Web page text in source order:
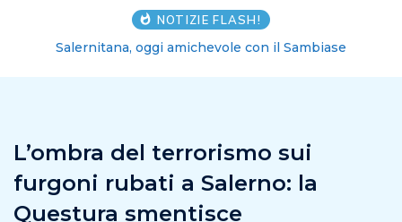
NOTIZIE FLASH!
Salernitana, oggi amichevole con il Sambiase
L’ombra del terrorismo sui
furgoni rubati a Salerno: la
Questura smentisce